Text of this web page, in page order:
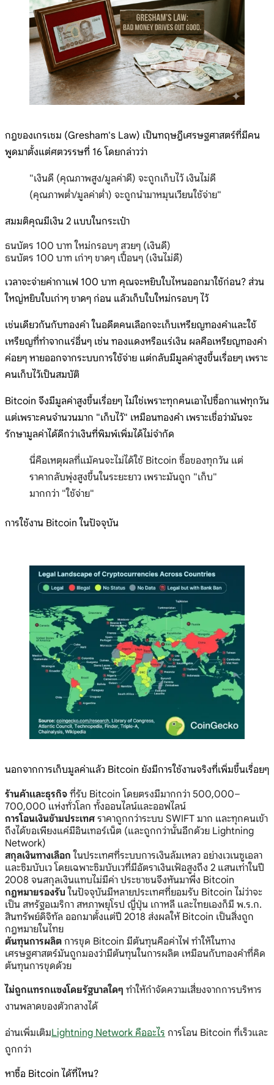
กฎของเกรเชม (Gresham's Law) เป็นทฤษฎีเศรษฐศาสตร์ที่มีคน
พูดมาตั้งแต่ศตวรรษที่ 16 โดยกล่าวว่า
"เงินดี (คุณภาพสูง/มูลค่าดี) จะถูกเก็บไว้ เงินไม่ดี
(คุณภาพต่ำ/มูลค่าต่ำ) จะถูกนำมาหมุนเวียนใช้จ่าย"
สมมติคุณมีเงิน 2 แบบในกระเป๋า
ธนบัตร 100 บาท ใหม่กรอบๆ สวยๆ (เงินดี)
ธนบัตร 100 บาท เก่าๆ ขาดๆ เปื้อนๆ (เงินไม่ดี)
เวลาจะจ่ายค่ากาแฟ 100 บาท คุณจะหยิบใบไหนออกมาใช้ก่อน? ส่วน
ใหญ่หยิบใบเก่าๆ ขาดๆ ก่อน แล้วเก็บใบใหม่กรอบๆ ไว้
เช่นเดียวกันกับทองคำ ในอดีตคนเลือกจะเก็บเหรียญทองคำและใช้
เหรียญที่ทำจากแร่อื่นๆ เช่น ทองแดงหรือแร่เงิน ผลคือเหรียญทองคำ
ค่อยๆ หายออกจากระบบการใช้จ่าย แต่กลับมีมูลค่าสูงขึ้นเรื่อยๆ เพราะ
คนเก็บไว้เป็นสมบัติ
Bitcoin จึงมีมูลค่าสูงขึ้นเรื่อยๆ ไม่ใช่เพราะทุกคนเอาไปซื้อกาแฟทุกวัน
แต่เพราะคนจำนวนมาก "เก็บไว้" เหมือนทองคำ เพราะเชื่อว่ามันจะ
รักษามูลค่าได้ดีกว่าเงินที่พิมพ์เพิ่มได้ไม่จำกัด
นี่คือเหตุผลที่แม้คนจะไม่ได้ใช้ Bitcoin ซื้อของทุกวัน แต่
ราคากลับพุ่งสูงขึ้นในระยะยาว เพราะมันถูก "เก็บ"
มากกว่า "ใช้จ่าย"
การใช้งาน Bitcoin ในปัจจุบัน
นอกจากการเก็บมูลค่าแล้ว Bitcoin ยังมีการใช้งานจริงที่เพิ่มขึ้นเรื่อยๆ
ร้านค้าและธุรกิจ ที่รับ Bitcoin โดยตรงมีมากกว่า 500,000–
700,000 แห่งทั่วโลก ทั้งออนไลน์และออฟไลน์
การโอนเงินข้ามประเทศ ราคาถูกกว่าระบบ SWIFT มาก และทุกคนเข้า
ถึงได้ขอเพียงแค่มีอินเทอร์เน็ต (และถูกกว่านั้นอีกด้วย Lightning
Network)
สกุลเงินทางเลือก ในประเทศที่ระบบการเงินล้มเหลว อย่างเวเนซูเอลา
และซิมบับเว โดยเฉพาะซิมบับเวที่มีอัตราเงินเฟ้อสูงถึง 2 แสนเท่าในปี
2008 จนสกุลเงินแทบไม่มีค่า ประชาชนจึงหันมาพึ่ง Bitcoin
กฎหมายรองรับ ในปัจจุบันมีหลายประเทศที่ยอมรับ Bitcoin ไม่ว่าจะ
เป็น สหรัฐอเมริกา สหภาพยุโรป ญี่ปุ่น เกาหลี และไทยเองก็มี พ.ร.ก.
สินทรัพย์ดิจิทัล ออกมาตั้งแต่ปี 2018 ส่งผลให้ Bitcoin เป็นสิ่งถูก
กฎหมายในไทย
ต้นทุนการผลิต การขุด Bitcoin มีต้นทุนคือค่าไฟ ทำให้ในทาง
เศรษฐศาสตร์มันถูกมองว่ามีต้นทุนในการผลิต เหมือนกับทองคำที่คิด
ต้นทุนการขุดด้วย
ไม่ถูกแทรกแซงโดยรัฐบาลใดๆ ทำให้กำจัดความเสี่ยงจากการบริหาร
งานพลาดของตัวกลางได้
อ่านเพิ่มเติมLightning Network คืออะไร การโอน Bitcoin ที่เร็วและ
ถูกกว่า
หาซื้อ Bitcoin ได้ที่ไหน?